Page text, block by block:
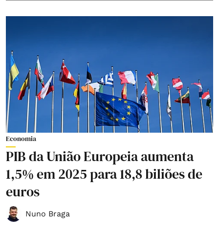
Economia
PIB da União Europeia aumenta
1,5% em 2025 para 18,8 biliões de
euros
Nuno Braga